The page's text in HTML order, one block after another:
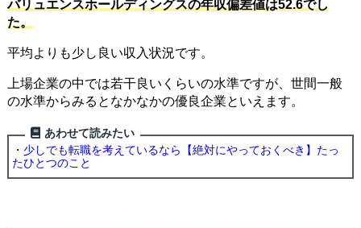
バリュエンスホールディングスの年収偏差値は52.6でし
た。
平均よりも少し良い収入状況です。
上場企業の中では若干良いくらいの水準ですが、世間一般
の水準からみるとなかなかの優良企業といえます。
あわせて読みたい
・ 少しでも転職を考えているなら【絶対にやっておくべき】たっ
たひとつのこと